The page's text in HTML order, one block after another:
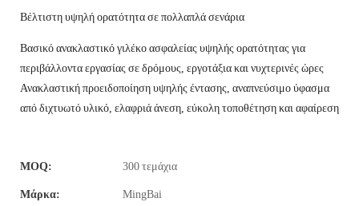
Βέλτιστη υψηλή ορατότητα σε πολλαπλά σενάρια
Βασικό ανακλαστικό γιλέκο ασφαλείας υψηλής ορατότητας για
περιβάλλοντα εργασίας σε δρόμους, εργοτάξια και νυχτερινές ώρες
Ανακλαστική προειδοποίηση υψηλής έντασης, αναπνεύσιμο ύφασμα
από διχτυωτό υλικό, ελαφριά άνεση, εύκολη τοποθέτηση και αφαίρεση
MOQ: 300 τεμάχια
Μάρκα: MingBai